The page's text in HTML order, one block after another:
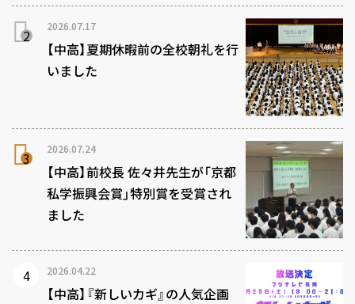
2026.07.17
【中高】夏期休暇前の全校朝礼を行
いました
2026.07.24
【中高】前校長 佐々井先生が「京都
私学振興会賞」特別賞を受賞され
ました
2026.04.22
【中高】『新しいカギ』の人気企画